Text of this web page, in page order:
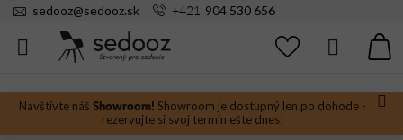
Prejsť
Navštívte náš Showroom! Showroom je dostupný len po dohode -
rezervujte si svoj termín ešte dnes!
sedooz@sedooz.sk +421 904 530 656
Hľadať